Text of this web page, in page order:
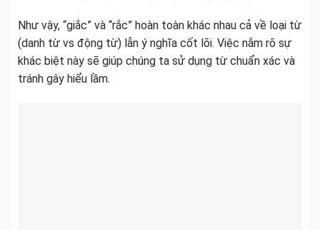
Như vậy, “giắc” và “rắc” hoàn toàn khác nhau cả về loại từ
(danh từ vs động từ) lẫn ý nghĩa cốt lõi. Việc nắm rõ sự
khác biệt này sẽ giúp chúng ta sử dụng từ chuẩn xác và
tránh gây hiểu lầm.